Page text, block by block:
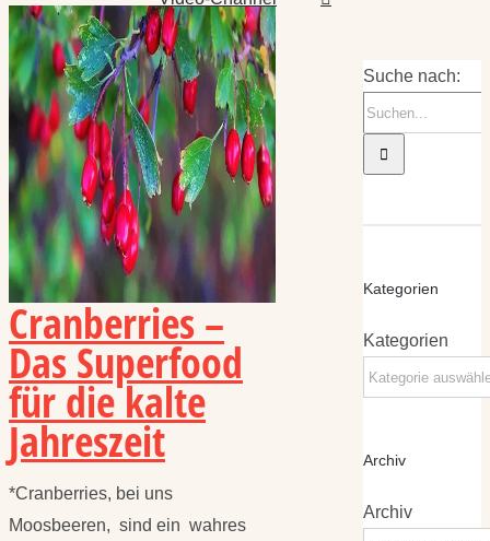
Cranberries –
Das Superfood
für die kalte
Jahreszeit
*Cranberries, bei uns
Moosbeeren, sind ein wahres
Suche nach:
Kategorien
Kategorien
Archiv
Archiv